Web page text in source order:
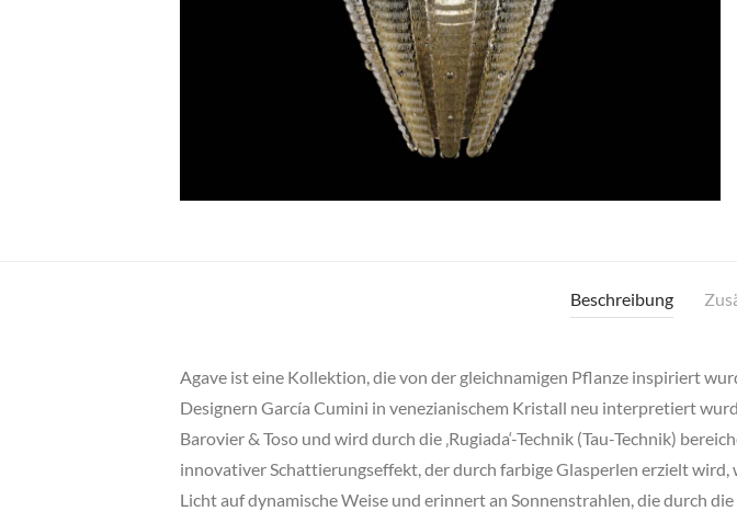
Beschreibung
Agave ist eine Kollektion, die von der gleichnamigen Pflanze inspiriert
Designern García Cumini in venezianischem Kristall neu interpretiert
Barovier & Toso und wird durch die ‚Rugiada‘-Technik (Tau-Technik)
innovativer Schattierungseffekt, der durch farbige Glasperlen erzielt
Licht auf dynamische Weise und erinnert an Sonnenstrahlen, die durch